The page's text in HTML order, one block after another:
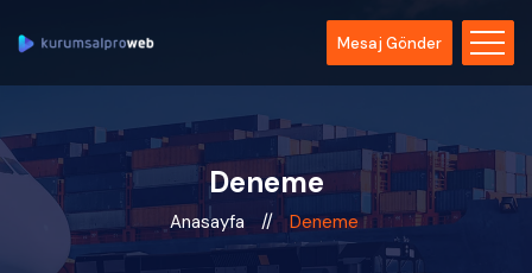
Mesaj Gönder
Deneme
Anasayfa // Deneme